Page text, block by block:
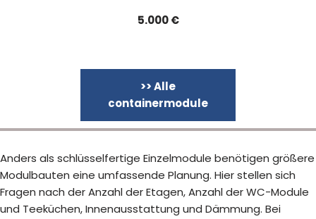
5.000 €
>> Alle
containermodule
Anders als schlüsselfertige Einzelmodule benötigen größere
Modulbauten eine umfassende Planung. Hier stellen sich
Fragen nach der Anzahl der Etagen, Anzahl der WC-Module
und Teeküchen, Innenausstattung und Dämmung. Bei